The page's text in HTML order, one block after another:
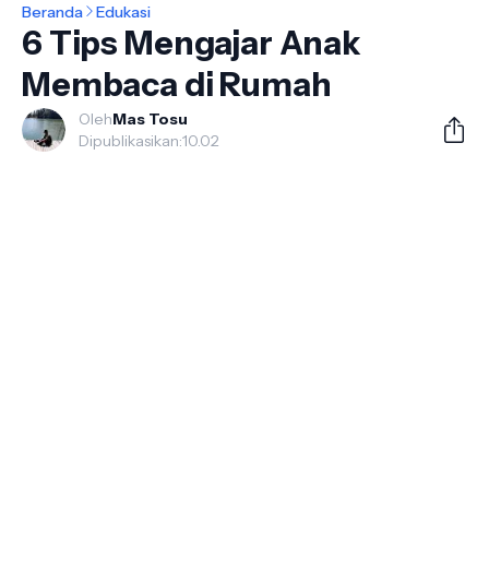
Beranda Edukasi
6 Tips Mengajar Anak
Membaca di Rumah
OlehMas Tosu
Dipublikasikan:10.02